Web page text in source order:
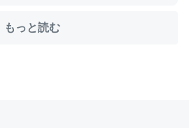
に変化した｜tayorini by LIFULL介護
もっと読む